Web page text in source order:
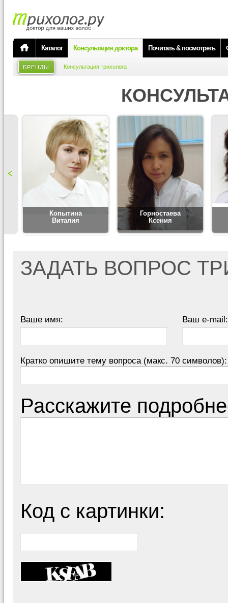
Каталог Консультация доктора Почитать & посмотреть
БРЕНДЫ Консультация трихолога
Копытина
Виталия
Горностаева
Ксения
ЗАДАТЬ ВОПРОС
Ваше имя: Ваш e-mail:
Кратко опишите тему вопроса (макс. 70 символов):
Расскажите
Код с картинки: